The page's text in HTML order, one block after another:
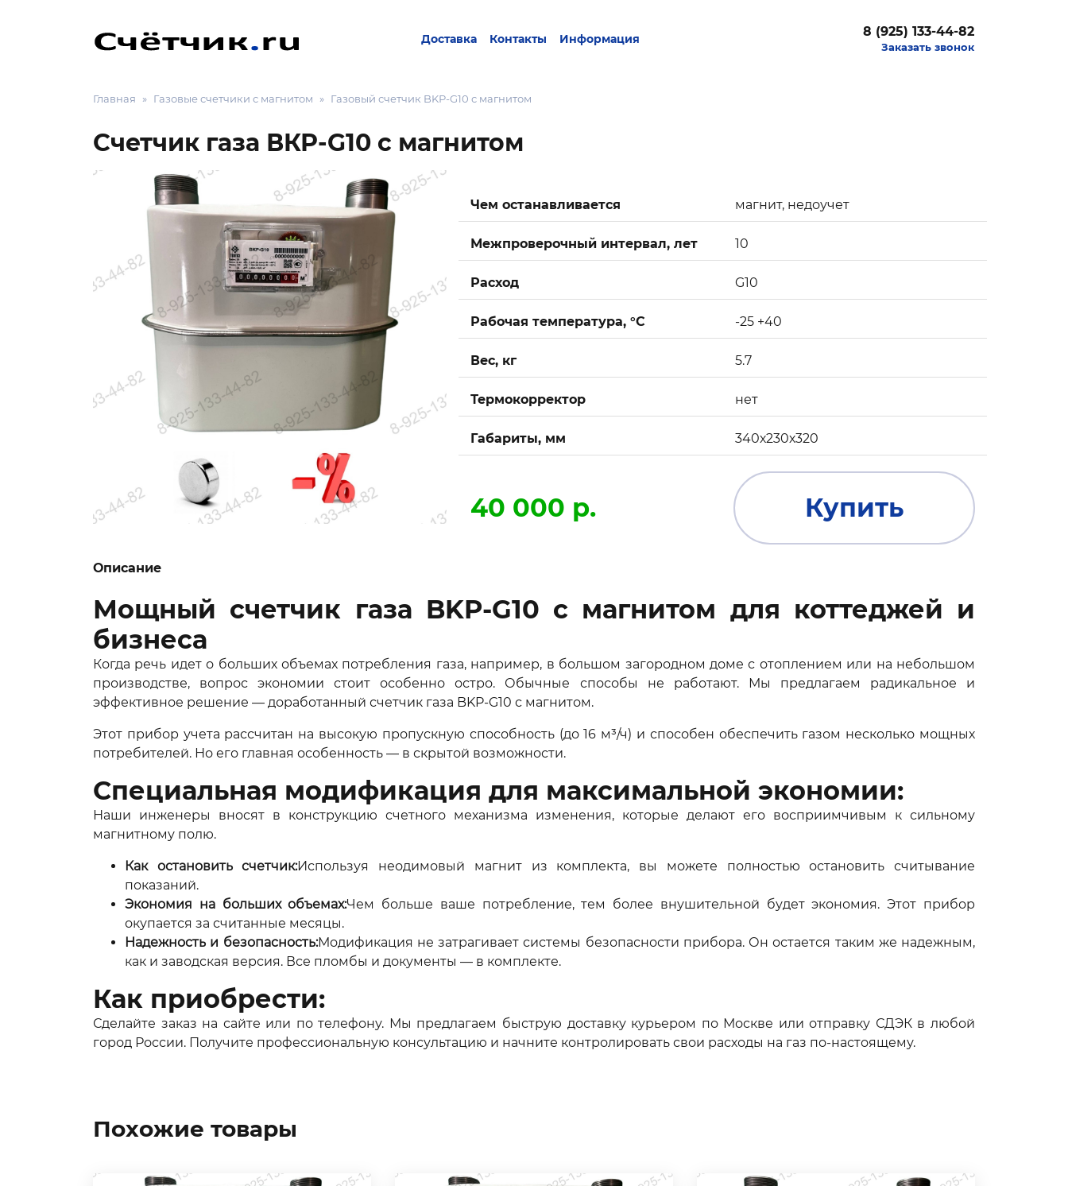
Доставка Контакты Информация 8 (925) 133-44-82
Заказать звонок
Главная Газовые счетчики с магнитом Газовый счетчик BKР-G10 с магнитом
Счетчик газа ВКР-G10 с магнитом
Чем останавливается магнит, недоучет
Межпроверочный интервал, лет 10
Расход G10
Рабочая температура, °C -25 +40
Вес, кг 5.7
Термокорректор нет
Габариты, мм 340х230х320
40 000 р. Купить
Описание
Мощный счетчик газа BKP-G10 с магнитом для коттеджей и
бизнеса
Когда речь идет о больших объемах потребления газа, например, в большом загородном доме с отоплением или на небольшом
производстве, вопрос экономии стоит особенно остро. Обычные способы не работают. Мы предлагаем радикальное и
эффективное решение — доработанный счетчик газа BKP-G10 с магнитом.
Этот прибор учета рассчитан на высокую пропускную способность (до 16 м³/ч) и способен обеспечить газом несколько мощных
потребителей. Но его главная особенность — в скрытой возможности.
Специальная модификация для максимальной экономии:
Наши инженеры вносят в конструкцию счетного механизма изменения, которые делают его восприимчивым к сильному
магнитному полю.
Как остановить счетчик:Используя неодимовый магнит из комплекта, вы можете полностью остановить считывание
показаний.
Экономия на больших объемах:Чем больше ваше потребление, тем более внушительной будет экономия. Этот прибор
окупается за считанные месяцы.
Надежность и безопасность:Модификация не затрагивает системы безопасности прибора. Он остается таким же надежным,
как и заводская версия. Все пломбы и документы — в комплекте.
Как приобрести:
Сделайте заказ на сайте или по телефону. Мы предлагаем быструю доставку курьером по Москве или отправку СДЭК в любой
город России. Получите профессиональную консультацию и начните контролировать свои расходы на газ по-настоящему.
Похожие товары